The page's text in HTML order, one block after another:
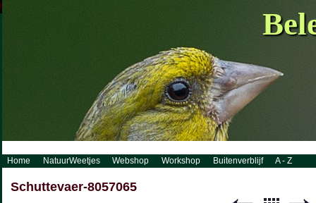
http://www.visueelconcept.nl/sitemap.xml.gz
Home NatuurWeetjes Webshop Workshop Buitenverblijf A - Z
Schuttevaer-8057065